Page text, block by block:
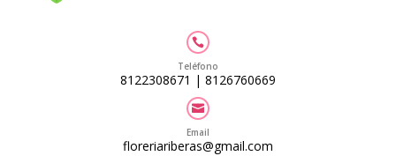

Teléfono
8122308671 | 8126760669

Email
floreriariberas@gmail.com